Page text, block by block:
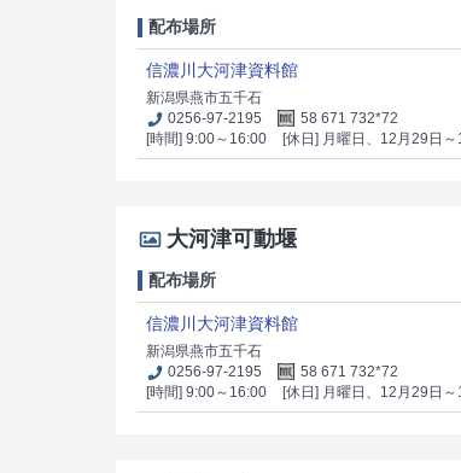
配布場所
信濃川大河津資料館
新潟県燕市五千石
0256-97-2195
58 671 732*72
[時間] 9:00～16:00
[休日] 月曜日、12月29日～
大河津可動堰
配布場所
信濃川大河津資料館
新潟県燕市五千石
0256-97-2195
58 671 732*72
[時間] 9:00～16:00
[休日] 月曜日、12月29日～